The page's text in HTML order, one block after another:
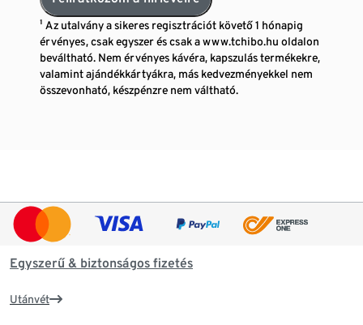
¹ Az utalvány a sikeres regisztrációt követő 1 hónapig
érvényes, csak egyszer és csak a www.tchibo.hu oldalon
beváltható. Nem érvényes kávéra, kapszulás termékekre,
valamint ajándékkártyákra, más kedvezményekkel nem
összevonható, készpénzre nem váltható.
Egyszerű & biztonságos fizetés
Utánvét